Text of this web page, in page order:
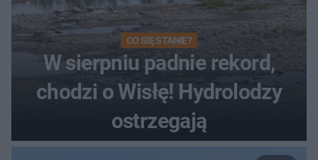
CO SIĘ STANIE?
W sierpniu padnie rekord,
chodzi o Wisłę! Hydrolodzy
ostrzegają